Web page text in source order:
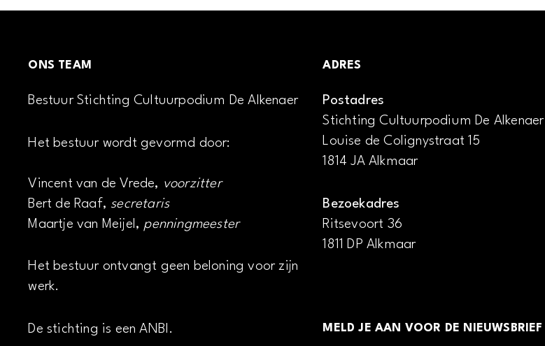
ONS TEAM
Bestuur Stichting Cultuurpodium De Alkenaer
Het bestuur wordt gevormd door:
Vincent van de Vrede, voorzitter
Bert de Raaf, secretaris
Maartje van Meijel, penningmeester
Het bestuur ontvangt geen beloning voor zijn
werk.
De stichting is een ANBI.
ADRES
Postadres
Stichting Cultuurpodium De Alkenaer
Louise de Colignystraat 15
1814 JA Alkmaar
Bezoekadres
Ritsevoort 36
1811 DP Alkmaar
MELD JE AAN VOOR DE NIEUWSBRIEF